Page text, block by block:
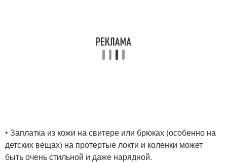
• Заплатка из кожи на свитере или брюках (особенно на
детских вещах) на протертые локти и коленки может
быть очень стильной и даже нарядной.